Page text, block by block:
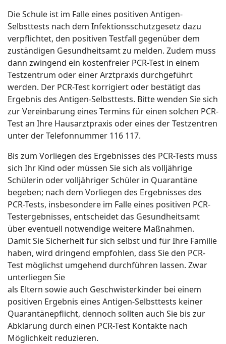
Die Schule ist im Falle eines positiven Antigen-
Selbsttests nach dem Infektionsschutzgesetz dazu
verpflichtet, den positiven Testfall gegenüber dem
zuständigen Gesundheitsamt zu melden. Zudem muss
dann zwingend ein kostenfreier PCR-Test in einem
Testzentrum oder einer Arztpraxis durchgeführt
werden. Der PCR-Test korrigiert oder bestätigt das
Ergebnis des Antigen-Selbsttests. Bitte wenden Sie sich
zur Vereinbarung eines Termins für einen solchen PCR-
Test an Ihre Hausarztpraxis oder eines der Testzentren
unter der Telefonnummer 116 117.
Bis zum Vorliegen des Ergebnisses des PCR-Tests muss
sich Ihr Kind oder müssen Sie sich als volljährige
Schülerin oder volljähriger Schüler in Quarantäne
begeben; nach dem Vorliegen des Ergebnisses des
PCR-Tests, insbesondere im Falle eines positiven PCR-
Testergebnisses, entscheidet das Gesundheitsamt
über eventuell notwendige weitere Maßnahmen.
Damit Sie Sicherheit für sich selbst und für Ihre Familie
haben, wird dringend empfohlen, dass Sie den PCR-
Test möglichst umgehend durchführen lassen. Zwar
unterliegen Sie
als Eltern sowie auch Geschwisterkinder bei einem
positiven Ergebnis eines Antigen-Selbsttests keiner
Quarantänepflicht, dennoch sollten auch Sie bis zur
Abklärung durch einen PCR-Test Kontakte nach
Möglichkeit reduzieren.